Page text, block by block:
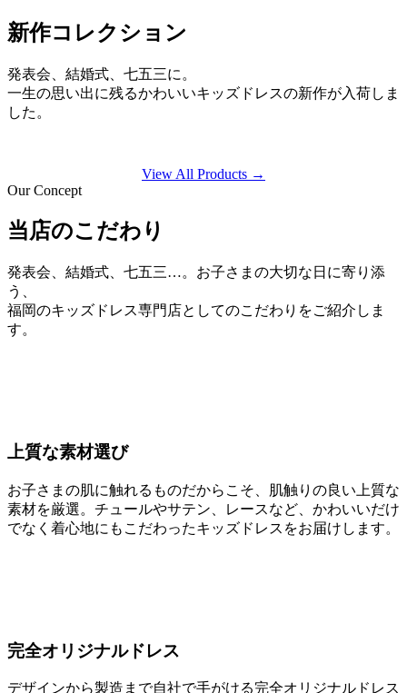
新作コレクション
発表会、結婚式、七五三に。
一生の思い出に残るかわいいキッズドレスの新作が入荷しま
した。
View All Products →
Our Concept
当店のこだわり
発表会、結婚式、七五三…。お子さまの大切な日に寄り添
う、
福岡のキッズドレス専門店としてのこだわりをご紹介しま
す。
上質な素材選び
お子さまの肌に触れるものだからこそ、肌触りの良い上質な
素材を厳選。チュールやサテン、レースなど、かわいいだけ
でなく着心地にもこだわったキッズドレスをお届けします。
完全オリジナルドレス
デザインから製造まで自社で手がける完全オリジナルドレス